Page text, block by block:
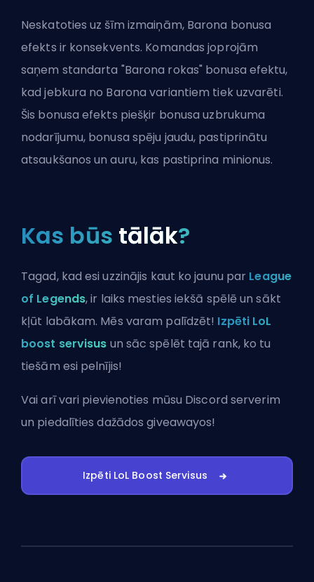
Neskatoties uz šīm izmaiņām, Barona bonusa
efekts ir konsekvents. Komandas joprojām
saņem standarta "Barona rokas" bonusa efektu,
kad jebkura no Barona variantiem tiek uzvarēti.
Šis bonusa efekts piešķir bonusa uzbrukuma
nodarījumu, bonusa spēju jaudu, pastiprinātu
atsaukšanos un auru, kas pastiprina minionus.
Kas būs tālāk?
Tagad, kad esi uzzinājis kaut ko jaunu par League
of Legends, ir laiks mesties iekšā spēlē un sākt
kļūt labākam. Mēs varam palīdzēt! Izpēti LoL
boost servisus un sāc spēlēt tajā rank, ko tu
tiešām esi pelnījis!
Vai arī vari pievienoties mūsu Discord serverim
un piedalīties dažādos giveawayos!
Izpēti LoL Boost Servisus